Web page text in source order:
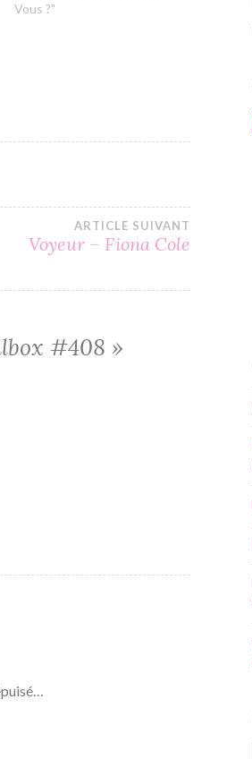
Vous ?"
ARTICLE SUIVANT
Voyeur – Fiona Cole
#408 »